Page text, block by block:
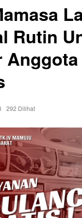
Rutin
292 Dilihat